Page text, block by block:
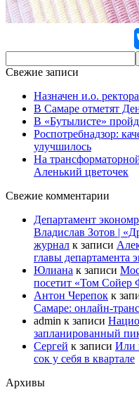
Свежие записи
Назначен и.о.
В Самаре отметят
В «Бутылисте»
Роспотребнадзор:
улучшилось
На
Аленький цветочек
Свежие комментарии
Департамент
Владислав Зотов |
журнал к записи
главы департамента
Юлиана к записи
посетит «Том Сойер
Антон Черепок к
Самаре: онлайн-
admin к записи
запланированный
Сергей к записи Или
сок у себя в квартале
Архивы